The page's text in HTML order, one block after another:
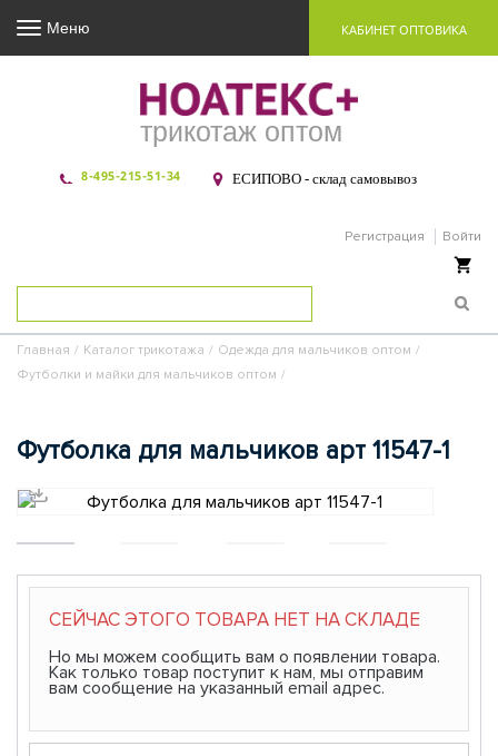
трикотаж оптом
8-495-215-51-34 ЕСИПОВО - склад самовывоз
Регистрация Войти
Меню КАБИНЕТ ОПТОВИКА
Главная / Каталог трикотажа / Одежда для мальчиков оптом /
Футболки и майки для мальчиков оптом /
Футболка для мальчиков арт 11547-1
СЕЙЧАС ЭТОГО ТОВАРА НЕТ НА СКЛАДЕ
Но мы можем сообщить вам о появлении товара.
Как только товар поступит к нам, мы отправим
вам сообщение на указанный email адрес.